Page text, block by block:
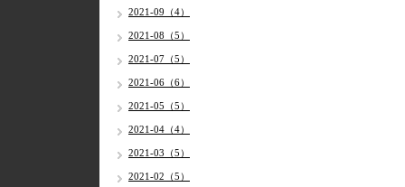
2021-09（4）
2021-08（5）
2021-07（5）
2021-06（6）
2021-05（5）
2021-04（4）
2021-03（5）
2021-02（5）